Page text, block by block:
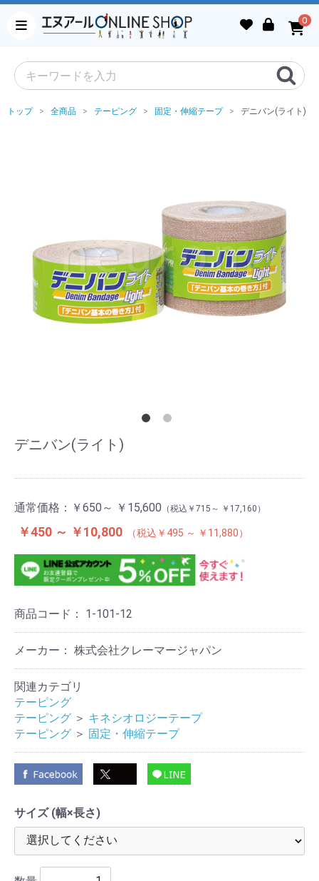
0
トップ 全商品 テーピング 固定・伸縮テープ デニバン(ライト)
デニバン(ライト)
通常価格： ￥650～ ￥15,600 ￥715～ ￥17,160
￥450 ～ ￥10,800 ￥495 ～ ￥11,880
商品コード： 1-101-12
メーカー： 株式会社クレーマージャパン
関連カテゴリ
テーピング
テーピング ＞ キネシオロジーテープ
テーピング ＞ 固定・伸縮テープ
サイズ (幅×長さ)